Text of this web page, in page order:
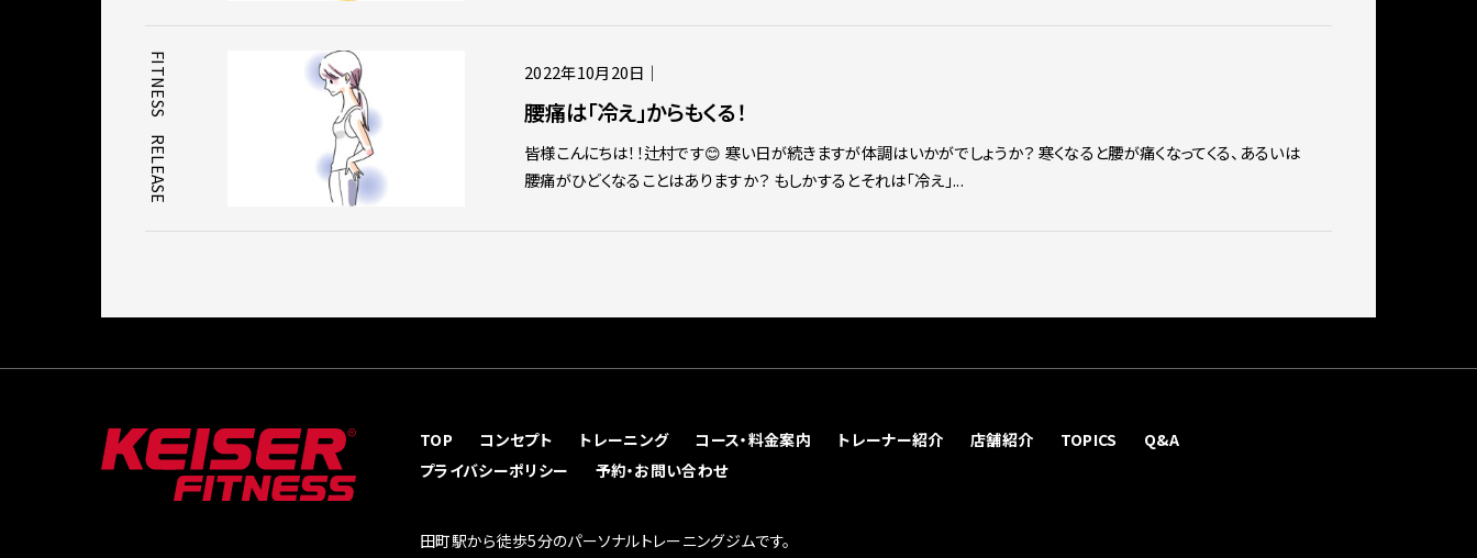
FITNESS｜RELEASE 2022年10月20日 ｜
腰痛は「冷え」からもくる！
皆様こんにちは！！辻村です😊 寒い日が続きますが体調はいかがでしょうか？ 寒くなると腰が痛くなってくる、あるいは
腰痛がひどくなることはありますか？ もしかするとそれは「冷え」...
TOP コンセプト トレーニング コース・料金案内 トレーナー紹介 店舗紹介 TOPICS
Q&A
プライバシーポリシー
予約・お問い合わせ
田町駅から徒歩5分のパーソナルトレーニングジムです。